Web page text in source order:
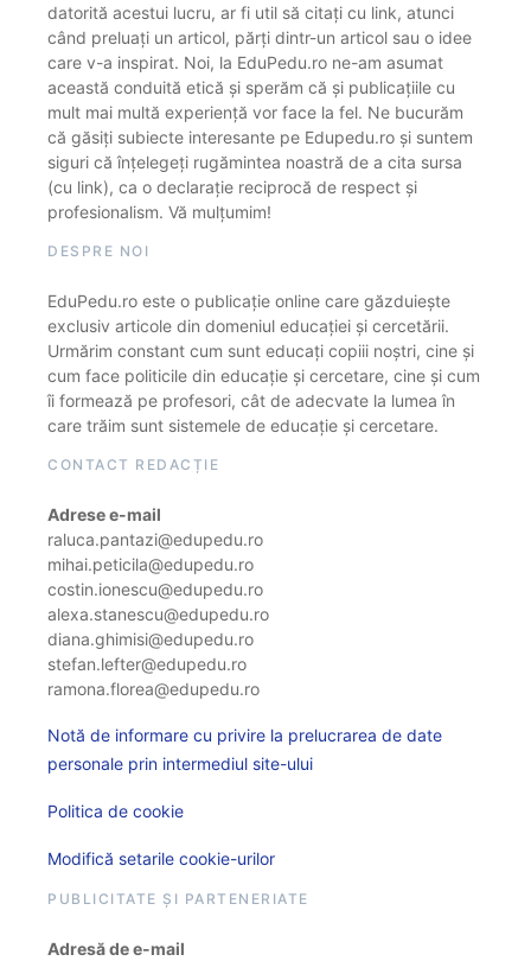
datorită acestui lucru, ar fi util să citați cu link, atunci
când preluați un articol, părți dintr-un articol sau o idee
care v-a inspirat. Noi, la EduPedu.ro ne-am asumat
această conduită etică și sperăm că și publicațiile cu
mult mai multă experiență vor face la fel. Ne bucurăm
că găsiți subiecte interesante pe Edupedu.ro și suntem
siguri că înțelegeți rugămintea noastră de a cita sursa
(cu link), ca o declarație reciprocă de respect și
profesionalism. Vă mulțumim!
DESPRE NOI
EduPedu.ro este o publicație online care găzduiește
exclusiv articole din domeniul educației și cercetării.
Urmărim constant cum sunt educați copiii noștri, cine și
cum face politicile din educație și cercetare, cine și cum
îi formează pe profesori, cât de adecvate la lumea în
care trăim sunt sistemele de educație și cercetare.
CONTACT REDACȚIE
Adrese e-mail
raluca.pantazi@edupedu.ro
mihai.peticila@edupedu.ro
costin.ionescu@edupedu.ro
alexa.stanescu@edupedu.ro
diana.ghimisi@edupedu.ro
stefan.lefter@edupedu.ro
ramona.florea@edupedu.ro
Notă de informare cu privire la prelucrarea de date
personale prin intermediul site-ului
Politica de cookie
Modifică setarile cookie-urilor
PUBLICITATE ȘI PARTENERIATE
Adresă de e-mail